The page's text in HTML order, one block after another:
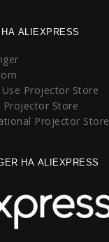
ALIEXPRESS
Projector Store
Projector Store
Projector Store
НА ALIEXPRESS